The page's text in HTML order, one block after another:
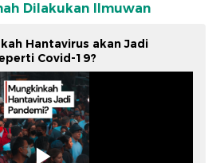
Dilakukan Ilmuwan
Hantavirus akan Jadi
Covid-19?